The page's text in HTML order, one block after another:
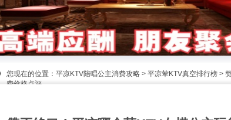
您现在的位置： 平凉KTV陪唱公主消费攻略 > 平凉荤KTV真空排行榜 >
费价格点评